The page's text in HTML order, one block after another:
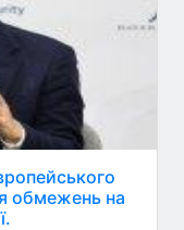
обмежень на